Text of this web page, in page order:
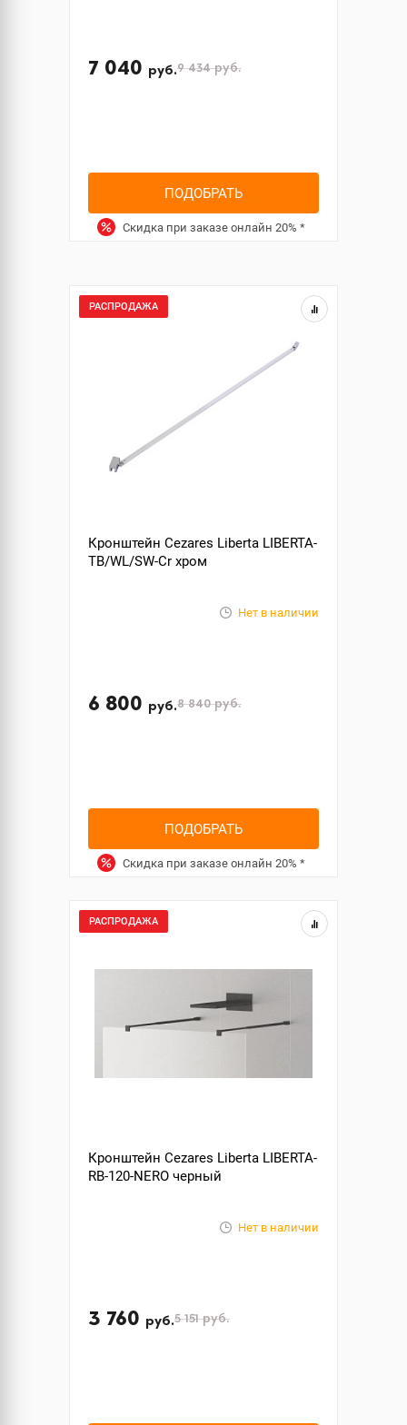
7 040 руб.9 434руб.
ПОДОБРАТЬ
Скидка при заказе онлайн 20% *
РАСПРОДАЖА
Кронштейн Cezares Liberta LIBERTA-
TB/WL/SW-Cr хром
Нет в наличии
6 800 руб.8 840руб.
ПОДОБРАТЬ
Скидка при заказе онлайн 20% *
РАСПРОДАЖА
Кронштейн Cezares Liberta LIBERTA-
RB-120-NERO черный
Нет в наличии
3 760 руб.5 151руб.